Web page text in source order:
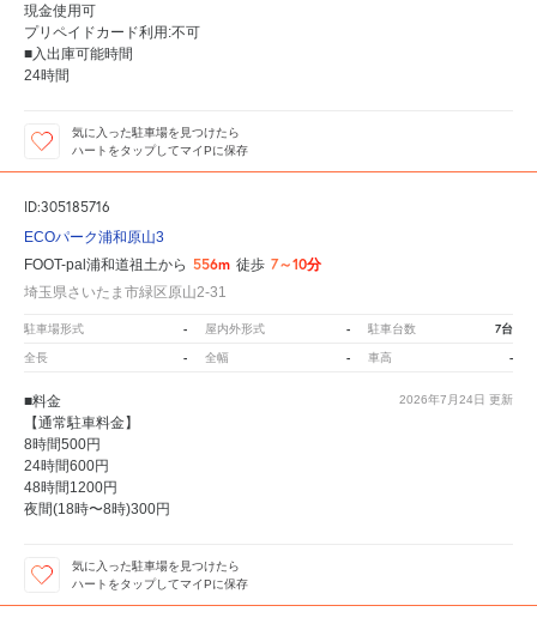
現金使用可
プリペイドカード利用:不可
■入出庫可能時間
24時間
気に入った駐車場を見つけたら
ハートをタップしてマイPに保存
ID:305185716
ECOパーク浦和原山3
FOOT-pal浦和道祖土から 556m 徒歩 7～10分
埼玉県さいたま市緑区原山2-31
駐車場形式 - 屋内外形式 - 駐車台数 7台
全長 - 全幅 - 車高 -
2026年7月24日 更新
■料金
【通常駐車料金】
8時間500円
24時間600円
48時間1200円
夜間(18時〜8時)300円
気に入った駐車場を見つけたら
ハートをタップしてマイPに保存